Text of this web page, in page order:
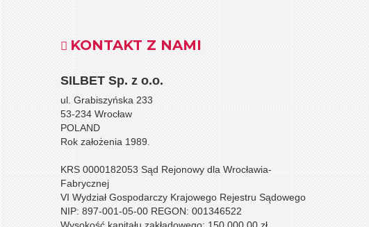
KONTAKT Z NAMI
SILBET Sp. z o.o.
ul. Grabiszyńska 233
53-234 Wrocław
POLAND
Rok założenia 1989.
KRS 0000182053 Sąd Rejonowy dla Wrocławia-
Fabrycznej
VI Wydział Gospodarczy Krajowego Rejestru Sądowego
NIP: 897-001-05-00 REGON: 001346522